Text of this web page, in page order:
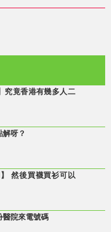
究竟香港有幾多人二
呀？
】 然後買襪買衫可以
醫院來電號碼